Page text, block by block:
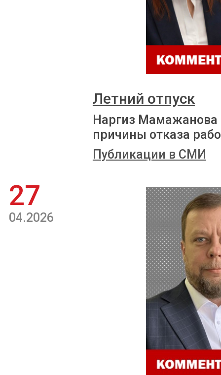
Летний отпуск
Наргиз Мамажанова
причины отказа
Публикации в СМИ
27
04.2026